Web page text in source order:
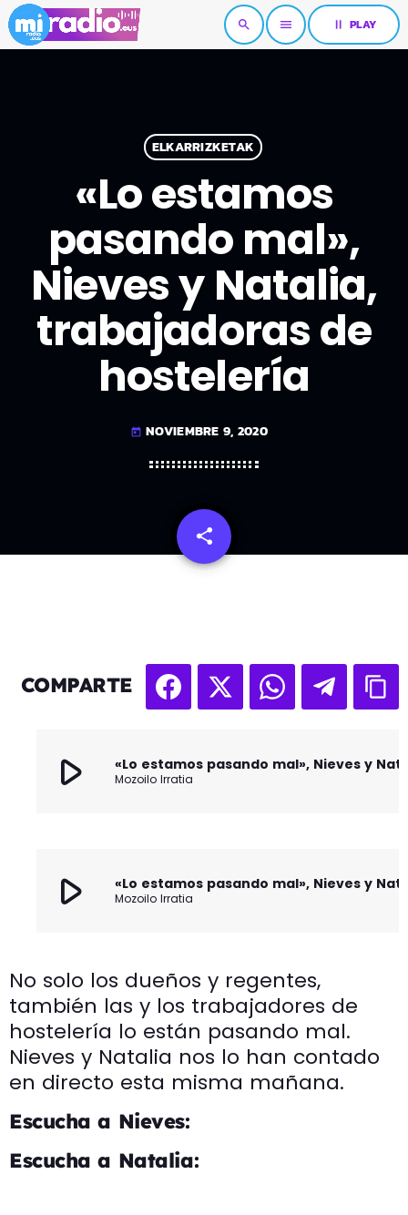
search menu pause PLAY
ELKARRIZKETAK
«Lo estamos
pasando mal»,
Nieves y Natalia,
trabajadoras de
hostelería
today NOVIEMBRE 9, 2020
share
email
COMPARTE
play_arrow Mozoilo Irratia
play_arrow Mozoilo Irratia
No solo los dueños y regentes,
también las y los trabajadores de
hostelería lo están pasando mal.
Nieves y Natalia nos lo han contado
en directo esta misma mañana.
Escucha a Nieves:
Escucha a Natalia: